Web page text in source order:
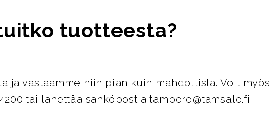
tuotteesta?
ja vastaamme niin pian kuin mahdollista. Voit myös
tai lähettää sähköpostia tampere@tamsale.fi.